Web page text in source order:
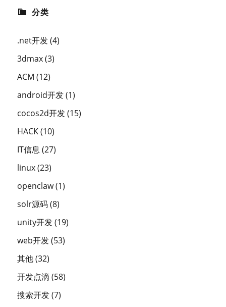
分类
.net开发(4)
3dmax(3)
ACM (12)
android开发(1)
cocos2d开发(15)
HACK(10)
IT信息 (27)
linux(23)
openclaw(1)
solr源码(8)
unity开发(19)
web开发(53)
其他(32)
开发点滴(58)
搜索开发(7)